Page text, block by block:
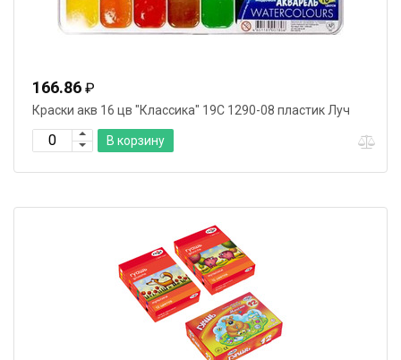
166.86 ₽
Краски акв 16 цв "Классика" 19С 1290-08 пластик Луч
В корзину